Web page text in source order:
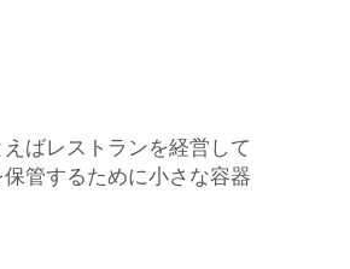
ばレストランを経営して
管するために小さな容器